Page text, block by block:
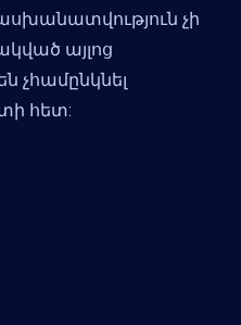
չի
այլոց
չհամընկնել
հետ: